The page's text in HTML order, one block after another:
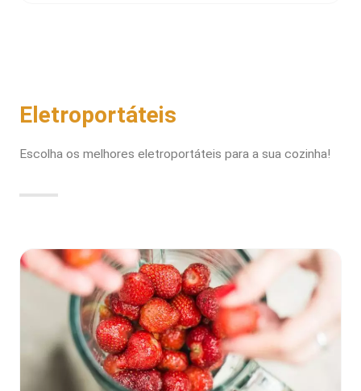
Eletroportáteis
Escolha os melhores eletroportáteis para a sua cozinha!